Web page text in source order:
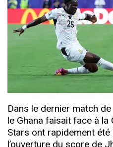
Dans le dernier match
le Ghana faisait face à la
Stars ont rapidement
l’ouverture du score de